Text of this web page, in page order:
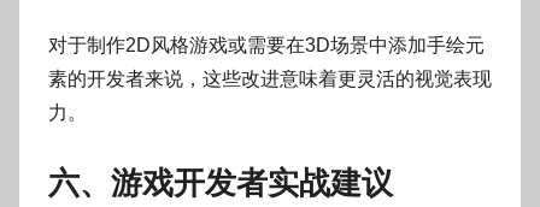
对于制作2D风格游戏或需要在3D场景中添加手绘元
素的开发者来说，这些改进意味着更灵活的视觉表现
力。
六、游戏开发者实战建议